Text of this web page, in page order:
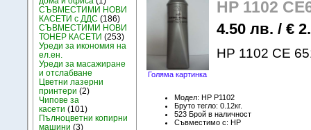
СЪВМЕСТИМИ НОВИ
КАСЕТИ с ДДС (186)
СЪВМЕСТИМИ НОВИ
ТОНЕР КАСЕТИ (253)
Уреди за икономия на
ел.ен.
Уреди за масажиране
и отслабване
Цветни лазерни
принтери (2)
Чипове за
касети (101)
Пълноцветни копирни
машини (3)
Голяма картинка
HP 1102
4.50 лв. / €
HP 1102 CE
Модел: HP P1102
Бруто тегло: 0.12кг.
523 Брой в наличност
Съвместимо с: HP